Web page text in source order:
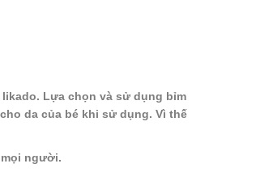
Lựa chọn và sử dụng bỉm
da của bé khi sử dụng. Vì thế
người.